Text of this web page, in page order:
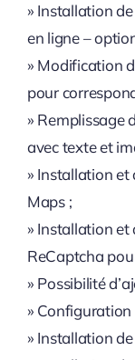
» Installation
en ligne –
» Modification
pour
» Remplissage
avec texte et
» Installation et
Maps ;
» Installation et
ReCaptcha
» Possibilité
»
» Installation